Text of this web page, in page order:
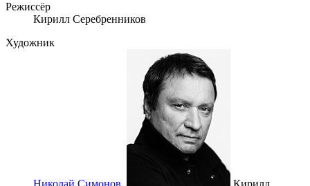
Режиссёр
Кирилл Серебренников
Художник